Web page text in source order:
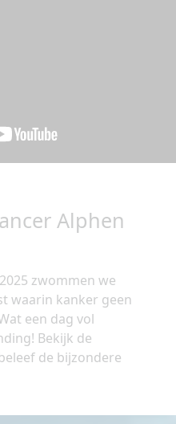
Alphen
zwommen we
waarin kanker geen
een dag vol
Bekijk de
de bijzondere